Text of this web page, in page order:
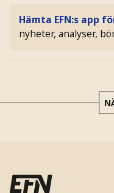
Hämta EFN:s app
nyheter, analyser,